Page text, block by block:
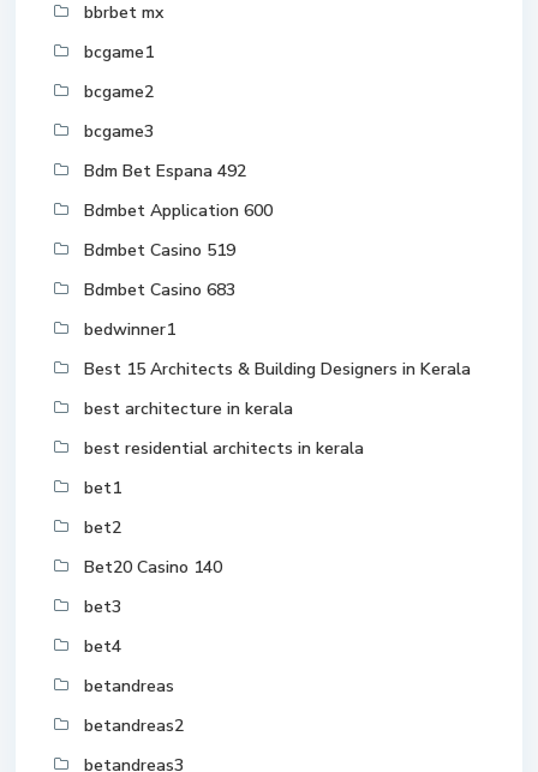
bbrbet mx
bcgame1
bcgame2
bcgame3
Bdm Bet Espana 492
Bdmbet Application 600
Bdmbet Casino 519
Bdmbet Casino 683
bedwinner1
Best 15 Architects & Building Designers in Kerala
best architecture in kerala
best residential architects in kerala
bet1
bet2
Bet20 Casino 140
bet3
bet4
betandreas
betandreas2
betandreas3